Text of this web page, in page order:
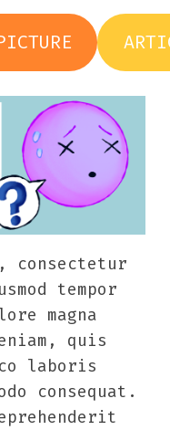
consectetur
tempor
magna
quis
laboris
consequat.